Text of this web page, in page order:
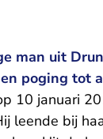
man uit
poging tot
10 januari
leende bij